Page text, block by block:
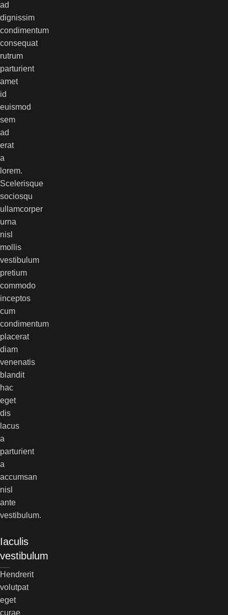
ad
dignissim
condimentum
consequat
rutrum
parturient
amet
id
euismod
sem
ad
erat
a
lorem.
Scelerisque
sociosqu
ullamcorper
urna
nisl
mollis
vestibulum
pretium
commodo
inceptos
cum
condimentum
placerat
diam
venenatis
blandit
hac
eget
dis
lacus
a
parturient
a
accumsan
nisl
ante
vestibulum.
Iaculis
vestibulum
Hendrerit
volutpat
eget
curae